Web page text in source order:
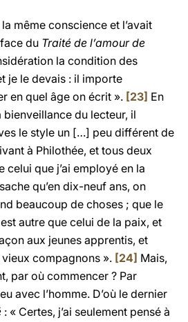
même conscience et l’avait
du Traité de l’amour de
la condition des
je le devais : il importe
en quel âge on écrit ». [23] En
du lecteur, il
le style un […] peu différent de
à Philothée, et tous deux
que j’ai employé en la
qu’en dix-neuf ans, on
beaucoup de choses ; que le
autre que celui de la paix, et
aux jeunes apprentis, et
vieux compagnons ». [24] Mais,
par où commencer ? Par
avec l’homme. D’où le dernier
: « Certes, j’ai seulement pensé à